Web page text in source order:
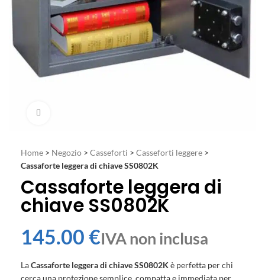
Home > Negozio > Casseforti > Casseforti leggere >
Cassaforte leggera di chiave SS0802K
Cassaforte leggera di
chiave SS0802K
€
LaCassaforte leggera di chiave SS0802K è perfetta per chi
cerca una protezione semplice, compatta e immediata per